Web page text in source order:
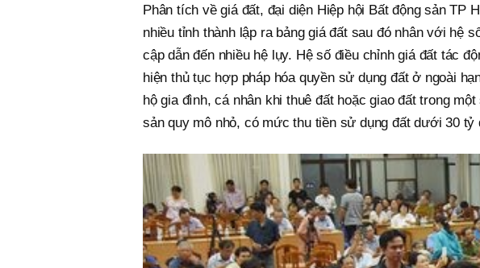
Phân tích về giá đất, đại diện Hiệp hội Bất động sản TP
nhiều tỉnh thành lập ra bảng giá đất sau đó nhân với hệ
cập dẫn đến nhiều hệ lụy. Hệ số điều chỉnh giá đất tác
hiện thủ tục hợp pháp hóa quyền sử dụng đất ở ngoài
hộ gia đình, cá nhân khi thuê đất hoặc giao đất trong
sản quy mô nhỏ, có mức thu tiền sử dụng đất dưới 30 tỷ